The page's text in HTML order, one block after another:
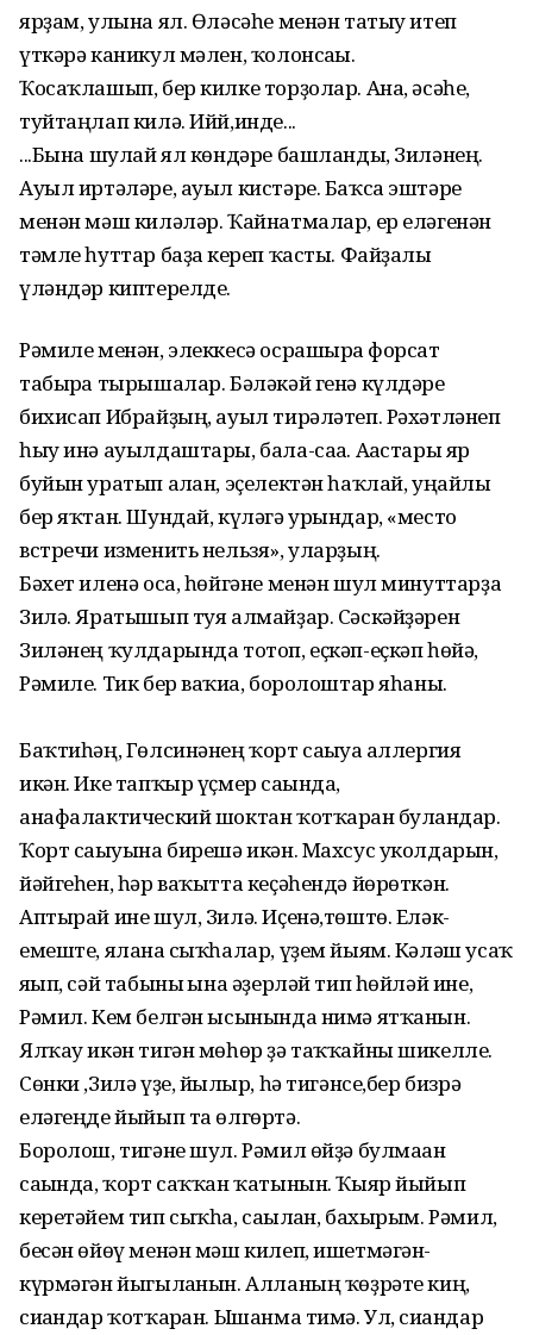
ярҙам, улына ял. Өләсәһе менән татыу итеп
үткәрә каникул мәлен, ҡолонсағы.
Ҡосаҡлашып, бер килке торҙолар. Ана, әсәһе,
туйтаңлап килә. Ийй,инде...
...Бына шулай ял көндәре башланды, Зиләнең.
Ауыл иртәләре, ауыл кистәре. Баҡса эштәре
менән мәш киләләр. Ҡайнатмалар, ер еләгенән
тәмле һуттар баҙға кереп ҡасты. Файҙалы
үләндәр киптерелде.
Рәмиле менән, элеккесә осрашырға форсат
табырға тырышалар. Бәләкәй генә күлдәре
бихисап Ибрайҙың, ауыл тирәләтеп. Рәхәтләнеп
һыу инә ауылдаштары, бала-саға. Ағастары яр
буйын уратып алған, эҫелектән һаҡлай, уңайлы
бер яҡтан. Шундай, күләгә урындар, «место
встречи изменить нельзя», уларҙың.
Бәхет иленә оса, һөйгәне менән шул минуттарҙа
Зилә. Яратышып туя алмайҙар. Сәскәйҙәрен
Зиләнең ҡулдарында тотоп, еҫкәп-еҫкәп һөйә,
Рәмиле. Тик бер ваҡиға, боролоштар яһаны.
Баҡтиһәң, Гөлсинәнең ҡорт сағыуға аллергия
икән. Ике тапҡыр үҫмер сағында,
анафалактический шоктан ҡотҡарған булғандар.
Ҡорт сағыуына бирешә икән. Махсус уколдарын,
йәйгеһен, һәр ваҡытта кеҫәһендә йөрөткән.
Аптырай ине шул, Зилә. Иҫенә,төштө. Еләк-
емеште, яланға сыҡһалар, үҙем йыям. Кәләш усаҡ
яғып, сәй табыны ғына әҙерләй тип һөйләй ине,
Рәмил. Кем белгән ысынында нимә ятҡанын.
Ялҡау икән тигән мөһөр ҙә таҡҡайны шикелле.
Сөнки ,Зилә үҙе, йылғыр, һә тигәнсе,бер бизрә
еләгеңде йыйып та өлгөртә.
Боролош, тигәне шул. Рәмил өйҙә булмаған
сағында, ҡорт саҡҡан ҡатынын. Ҡыяр йыйып
керетәйем тип сыҡһа, сағылған, бахырым. Рәмил,
бесән өйөү менән мәш килеп, ишетмәгән-
күрмәгән йыгылғанын. Алланың ҡөҙрәте киң,
сиғандар ҡотҡарған. Ышанма тимә. Ул, сиғандар